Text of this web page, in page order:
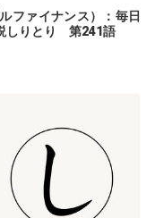
ファイナンス）：毎日
しりとり　第241語